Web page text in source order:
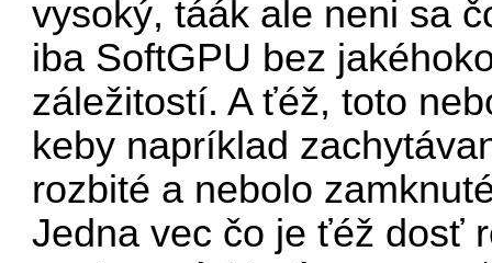
vysoký, táák ale neni sa
iba SoftGPU bez
záležitostí. A ťéž, toto
keby napríklad
rozbité a nebolo
Jedna vec čo je ťéž dosť